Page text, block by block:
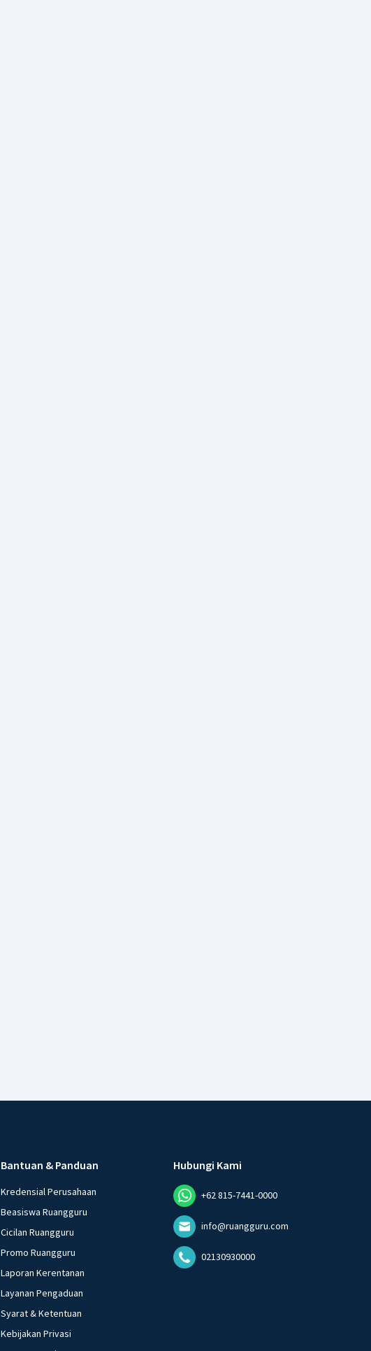
Bantuan & Panduan
Kredensial Perusahaan
Beasiswa Ruangguru
Cicilan Ruangguru
Promo Ruangguru
Laporan Kerentanan
Layanan Pengaduan
Syarat & Ketentuan
Kebijakan Privasi
Hubungi Kami
+62 815-7441-0000
info@ruangguru.com
02130930000